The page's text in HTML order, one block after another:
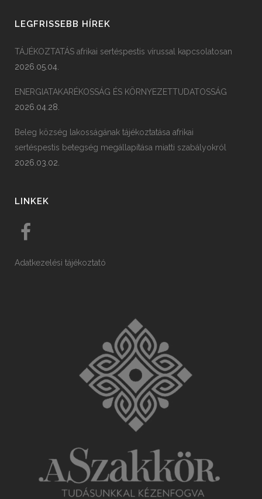
LEGFRISSEBB HÍREK
TÁJÉKOZTATÁS afrikai sertéspestis vírussal kapcsolatosan
2026.05.04.
ENERGIATAKARÉKOSSÁG ÉS KÖRNYEZETTUDATOSSÁG
2026.04.28.
Beleg község lakosságának tájékoztatása afrikai
sertéspestis betegség megállapítása miatti szabályokról
2026.03.02.
LINKEK
Adatkezelési tájékoztató